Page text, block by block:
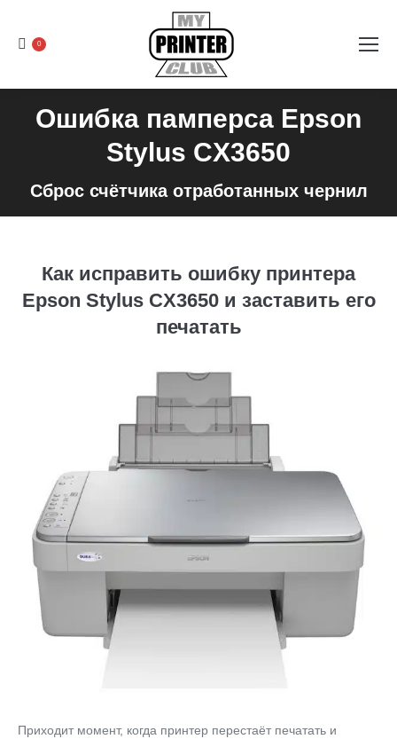
0
Ошибка памперса Epson
Stylus CX3650
Сброс счётчика отработанных чернил
Как исправить ошибку принтера
Epson Stylus CX3650 и заставить его
печатать
Приходит момент, когда принтер перестаёт печатать и